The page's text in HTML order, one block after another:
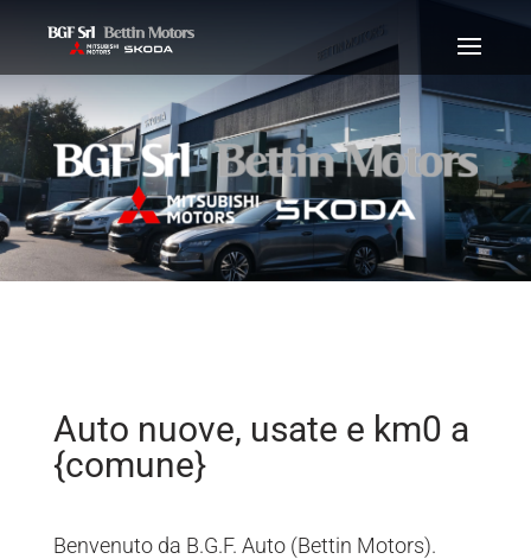
Auto nuove, usate e km0 a
{comune}
Benvenuto da B.G.F. Auto (Bettin Motors).